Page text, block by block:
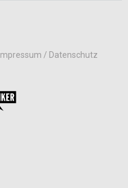
Impressum / Datenschutz